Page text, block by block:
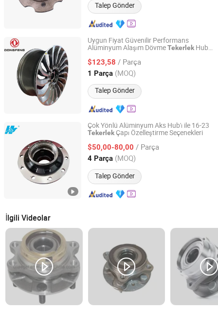
Talep Gönder
Uygun Fiyat Güvenilir Performans
Alüminyum Alaşım DövmeTekerlek Hub
$123,58 / Parça
1 Parça (MOQ)
Talep Gönder
Wuhan Dong Feng Motor Industry Imp. & Exp. Co., Ltd.
Hubei, China Fiyat 2021
Çok Yönlü Alüminyum Aks Hub'ı ile 16-23
TekerlekÇapı Özelleştirme Seçenekleri
$50,00-80,00 / Parça
4 Parça (MOQ)
Talep Gönder
Shandong Yuhang Automobile Co., Ltd.
Shandong, China Fiyat 2025
İlgili Videolar